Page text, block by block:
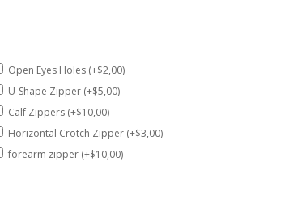
Open Eyes Holes (+$2,00)
U-Shape Zipper (+$5,00)
Calf Zippers (+$10,00)
Horizontal Crotch Zipper (+$3,00)
forearm zipper (+$10,00)